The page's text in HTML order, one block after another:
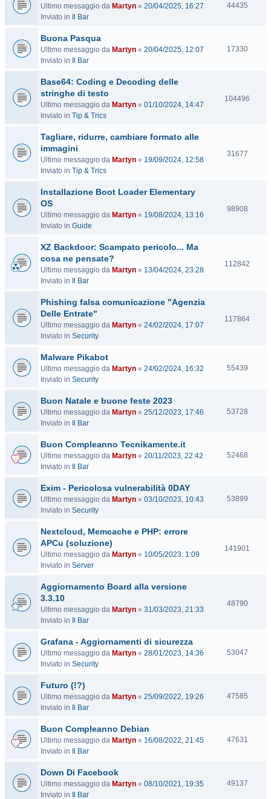
t
Ultimo messaggio da Martyn « 20/04/2025, 16:27
Inviato in
Il Bar
44435V
t
Buona Pasqua
Ultimo messaggio da Martyn « 20/04/2025, 12:07
Inviato in
Il Bar
17330V
e
Base64: Coding e Decoding delle
stringhe di testo
Ultimo messaggio da Martyn « 01/10/2024, 14:47
Inviato in Tip & Trics
104496
Tagliare, ridurre, cambiare formato alle
immagini
Ultimo messaggio da Martyn « 19/09/2024, 12:58
Inviato in Tip & Trics
31677V
e
Installazione Boot Loader Elementary
OS
Ultimo messaggio da Martyn « 19/08/2024, 13:16
Inviato in Guide
98908V
e
XZ Backdoor: Scampato pericolo... Ma
cosa ne pensate?
Ultimo messaggio da Martyn « 13/04/2024, 23:28
Inviato in
Il Bar
112842
e
Phishing falsa comunicazione "Agenzia
Delle Entrate"
Ultimo messaggio da Martyn « 24/02/2024, 17:07
Inviato in Security
117864V
Malware Pikabot
Ultimo messaggio da Martyn « 24/02/2024, 16:32
Inviato in Security
55439V
t
Buon Natale e buone feste 2023
Ultimo messaggio da Martyn « 25/12/2023, 17:46
Inviato in
Il Bar
53728V
t
Buon Compleanno Tecnikamente.it
Ultimo messaggio da Martyn « 20/11/2023, 22:42
Inviato in
Il Bar
52468V
t
Exim - Pericolosa vulnerabilità 0DAY
Ultimo messaggio da Martyn « 03/10/2023, 10:43
Inviato in Security
53899V
e
Nextcloud, Memcache e PHP: errore
APCu (soluzione)
Ultimo messaggio da Martyn « 10/05/2023, 1:09
Inviato in Server
141901
Aggiornamento Board alla versione
3.3.10
Ultimo messaggio da Martyn « 31/03/2023, 21:33
Inviato in
Il Bar
48790V
Grafana - Aggiornamenti di sicurezza
Ultimo messaggio da Martyn « 28/01/2023, 14:36
Inviato in Security
53047V
t
Futuro (!?)
Ultimo messaggio da Martyn « 25/09/2022, 19:26
Inviato in
Il Bar
47585V
Buon Compleanno Debian
Ultimo messaggio da Martyn « 16/08/2022, 21:45
Inviato in
Il Bar
47631
t
Down Di Facebook
Ultimo messaggio da Martyn « 08/10/2021, 19:35
Inviato in
Il Bar
49137V